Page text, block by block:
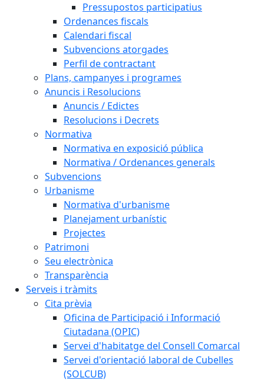
Pressupostos participatius
Ordenances fiscals
Calendari fiscal
Subvencions atorgades
Perfil de contractant
Plans, campanyes i programes
Anuncis i Resolucions
Anuncis / Edictes
Resolucions i Decrets
Normativa
Normativa en exposició pública
Normativa / Ordenances generals
Subvencions
Urbanisme
Normativa d'urbanisme
Planejament urbanístic
Projectes
Patrimoni
Seu electrònica
Transparència
Serveis i tràmits
Cita prèvia
Oficina de Participació i Informació
Ciutadana (OPIC)
Servei d'habitatge del Consell Comarcal
Servei d'orientació laboral de Cubelles
(SOLCUB)